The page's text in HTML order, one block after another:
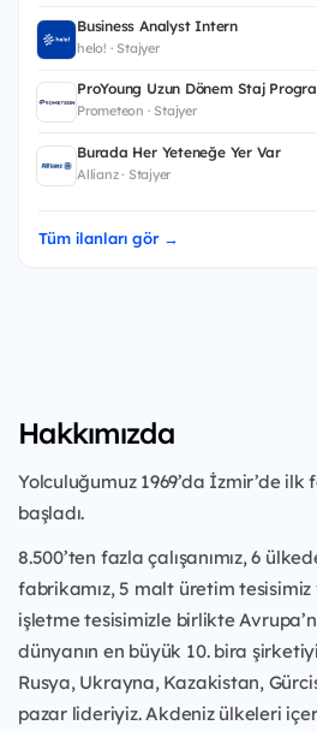
Business Analyst Intern
helo! · Stajyer
ProYoung Uzun Dönem Staj
Prometeon · Stajyer
Burada Her Yeteneğe Yer Var
Allianz · Stajyer
Tüm ilanları gör →
Hakkımızda
Yolculuğumuz 1969’da İzmir’de ilk
başladı.
8.500’ten fazla çalışanımız, 6
fabrikamız, 5 malt üretim tesisimiz
işletme tesisimizle birlikte
dünyanın en büyük 10. bira
Rusya, Ukrayna, Kazakistan,
pazar lideriyiz. Akdeniz ülkeleri